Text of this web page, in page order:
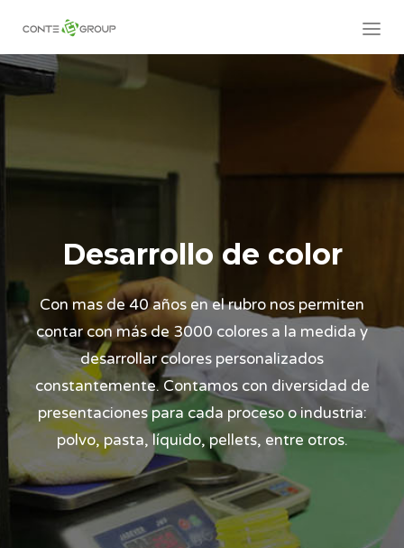
Desarrollo de color
Con mas de 40 años en el rubro nos permiten
contar con más de 3000 colores a la medida y
desarrollar colores personalizados
constantemente. Contamos con diversidad de
presentaciones para cada proceso o industria:
polvo, pasta, líquido, pellets, entre otros.